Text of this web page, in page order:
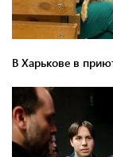
В Харькове в